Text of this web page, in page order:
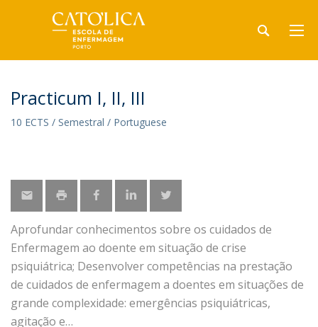
Practicum I, II, III
10 ECTS / Semestral / Portuguese
Aprofundar conhecimentos sobre os cuidados de
Enfermagem ao doente em situação de crise
psiquiátrica; Desenvolver competências na prestação
de cuidados de enfermagem a doentes em situações de
grande complexidade: emergências psiquiátricas,
agitação e